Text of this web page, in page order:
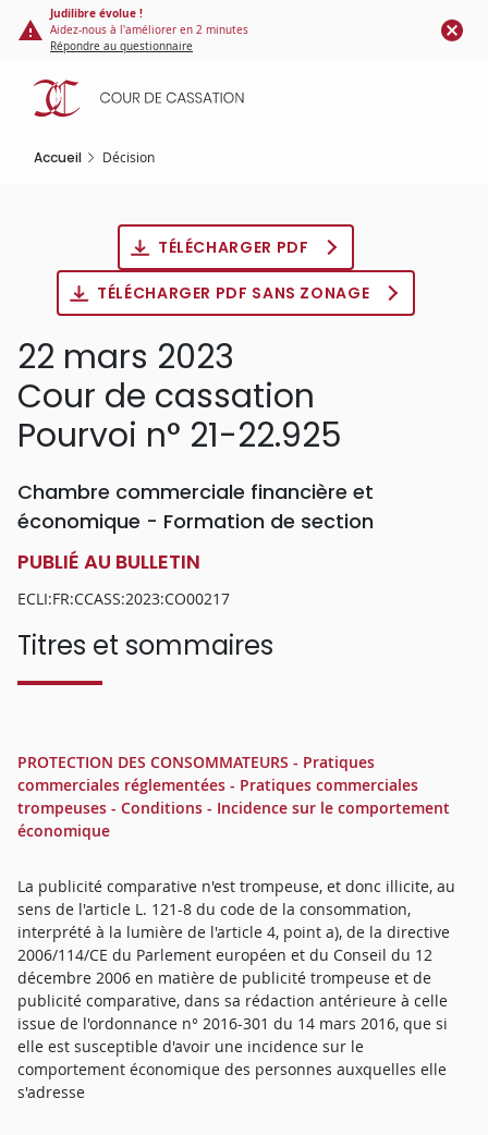
Panneau de gestion des cookies
contenu
principal
Judilibre évolue !
Aidez-nous à l'améliorer en 2 minutes
Répondre au questionnaire
Accueil Décision
TÉLÉCHARGER PDF
TÉLÉCHARGER PDF SANS ZONAGE
22 mars 2023
Cour de cassation
Pourvoi n° 21-22.925
Chambre commerciale financière et
économique - Formation de section
PUBLIÉ AU BULLETIN
ECLI:FR:CCASS:2023:CO00217
Titres et sommaires
PROTECTION DES CONSOMMATEURS - Pratiques
commerciales réglementées - Pratiques commerciales
trompeuses - Conditions - Incidence sur le comportement
économique
La publicité comparative n'est trompeuse, et donc illicite, au
sens de l'article L. 121-8 du code de la consommation,
interprété à la lumière de l'article 4, point a), de la directive
2006/114/CE du Parlement européen et du Conseil du 12
décembre 2006 en matière de publicité trompeuse et de
publicité comparative, dans sa rédaction antérieure à celle
issue de l'ordonnance n° 2016-301 du 14 mars 2016, que si
elle est susceptible d'avoir une incidence sur le
comportement économique des personnes auxquelles elle
s'adresse